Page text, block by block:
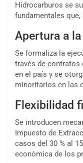
Hidrocarburos se
fundamentales que,
Apertura a
Se formaliza la
través de contratos
en el país y se
minoritarios en las
Flexibilidad
Se introducen
Impuesto de
casos del 30 % al
económica de los